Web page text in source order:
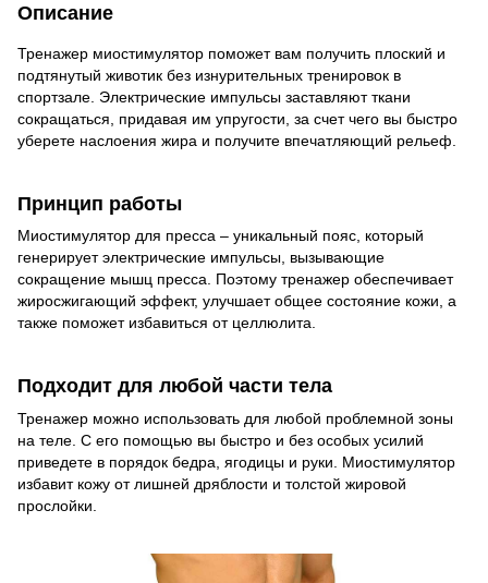
Описание
Тренажер миостимулятор поможет вам получить плоский и
подтянутый животик без изнурительных тренировок в
спортзале. Электрические импульсы заставляют ткани
сокращаться, придавая им упругости, за счет чего вы быстро
уберете наслоения жира и получите впечатляющий рельеф.
Принцип работы
Миостимулятор для пресса – уникальный пояс, который
генерирует электрические импульсы, вызывающие
сокращение мышц пресса. Поэтому тренажер обеспечивает
жиросжигающий эффект, улучшает общее состояние кожи, а
также поможет избавиться от целлюлита.
Подходит для любой части тела
Тренажер можно использовать для любой проблемной зоны
на теле. С его помощью вы быстро и без особых усилий
приведете в порядок бедра, ягодицы и руки. Миостимулятор
избавит кожу от лишней дряблости и толстой жировой
прослойки.